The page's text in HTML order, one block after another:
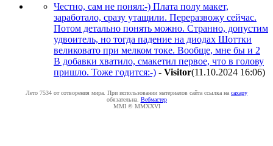
Честно, сам не понял:-) Плата полу макет,
заработало, сразу утащили. Переразвожу сейчас.
Потом детально понять можно. Странно, допустим
удвоитель, но тогда падение на диодах Шоттки
великовато при мелком токе. Вообще, мне бы и 2
В добавки хватило, смакетил первое, что в голову
пришло. Тоже годится:-) - Visitor(11.10.2024 16:06)
Лето 7534 от сотворения мира. При использовании материалов сайта ссылка на caxapу
обязательна. Вебмастер
MMI © MMXXVI